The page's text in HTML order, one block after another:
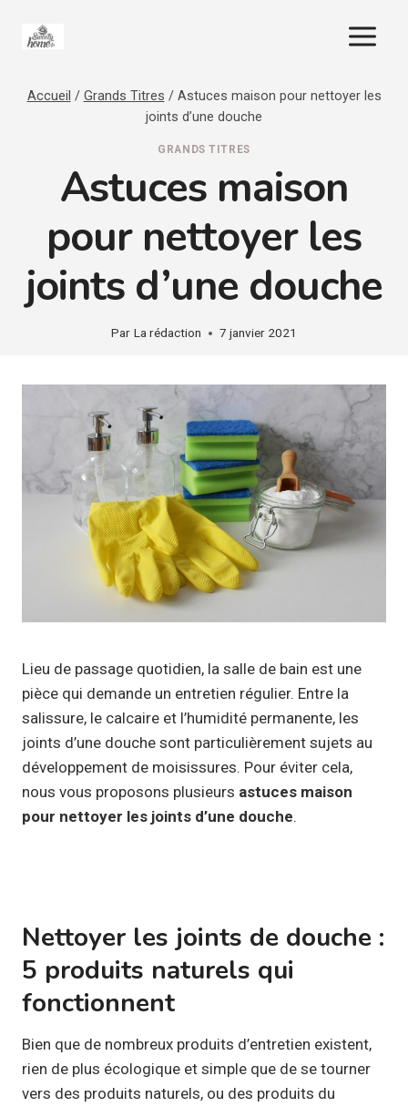
Accueil / Grands Titres / Astuces maison pour nettoyer les
joints d’une douche
GRANDS TITRES
Astuces maison
pour nettoyer les
joints d’une douche
Par La rédaction 7 janvier 2021
Lieu de passage quotidien, la salle de bain est une
pièce qui demande un entretien régulier. Entre la
salissure, le calcaire et l’humidité permanente, les
joints d’une douche sont particulièrement sujets au
développement de moisissures. Pour éviter cela,
nous vous proposons plusieurs astuces maison
pour nettoyer les joints d’une douche.
Nettoyer les joints de douche :
5 produits naturels qui
fonctionnent
Bien que de nombreux produits d’entretien existent,
rien de plus écologique et simple que de se tourner
vers des produits naturels, ou des produits du